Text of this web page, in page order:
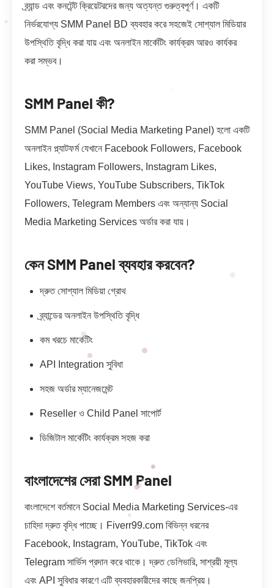
ব্র্যান্ড এবং কনটেন্ট ক্রিয়েটরদের জন্য অত্যন্ত গুরুত্বপূর্ণ। একটি
নির্ভরযোগ্য SMM Panel BD ব্যবহার করে সহজেই সোশ্যাল মিডিয়ার
উপস্থিতি বৃদ্ধি করা যায় এবং অনলাইন মার্কেটিং কার্যক্রম আরও কার্যকর
করা সম্ভব।
SMM Panel কী?
SMM Panel (Social Media Marketing Panel) হলো একটি
অনলাইন প্ল্যাটফর্ম যেখানে Facebook Followers, Facebook
Likes, Instagram Followers, Instagram Likes,
YouTube Views, YouTube Subscribers, TikTok
Followers, Telegram Members এবং অন্যান্য Social
Media Marketing Services অর্ডার করা যায়।
কেন SMM Panel ব্যবহার করবেন?
দ্রুত সোশ্যাল মিডিয়া গ্রোথ
ব্র্যান্ডের অনলাইন উপস্থিতি বৃদ্ধি
কম খরচে মার্কেটিং
API Integration সুবিধা
সহজ অর্ডার ম্যানেজমেন্ট
Reseller ও Child Panel সাপোর্ট
ডিজিটাল মার্কেটিং কার্যক্রম সহজ করা
বাংলাদেশের সেরা SMM Panel
বাংলাদেশে বর্তমানে Social Media Marketing Services-এর
চাহিদা দ্রুত বৃদ্ধি পাচ্ছে। Fiverr99.com বিভিন্ন ধরনের
Facebook, Instagram, YouTube, TikTok এবং
Telegram সার্ভিস প্রদান করে থাকে। দ্রুত ডেলিভারি, সাশ্রয়ী মূল্য
এবং API সুবিধার কারণে এটি ব্যবহারকারীদের কাছে জনপ্রিয়।